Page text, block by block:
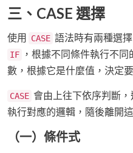
三、CASE 選擇
使用 CASE 語法時有兩種選
IF
，根據不同條件執行不
數，根據它是什麼值，決定
CASE 會由上往下依序判斷
執行對應的邏輯，隨後離開
（一）條件式